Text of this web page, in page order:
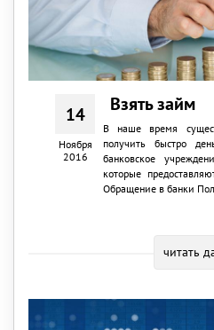
14
Ноября
2016
Взять займ
В наше время
получить быстро
банковское
которые
Обращение в банки
читать